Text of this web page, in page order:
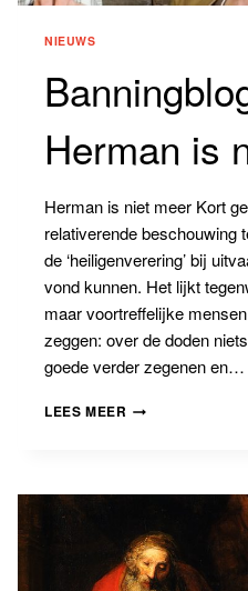
NIEUWS
Herman is
Herman is niet meer Kort
relativerende beschouwing
de ‘heiligenverering’ bij
vond kunnen. Het lijkt
maar voortreffelijke
zeggen: over de doden
goede verder zegenen en…
LEES MEER BANNINGBLOG
NIET